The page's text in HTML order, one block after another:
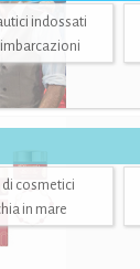
indossati
di cosmetici
in mare